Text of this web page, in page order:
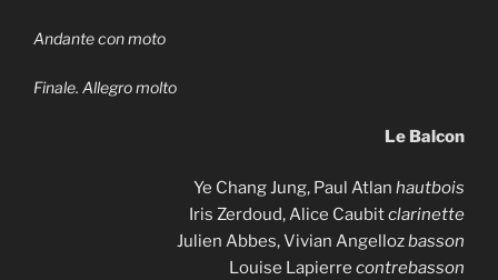
Andante con moto
Finale. Allegro molto
Le Balcon
Ye Chang Jung, Paul Atlan hautbois
Iris Zerdoud, Alice Caubitclarinette
Julien Abbes, Vivian Angellozbasson
Louise Lapierre contrebasson